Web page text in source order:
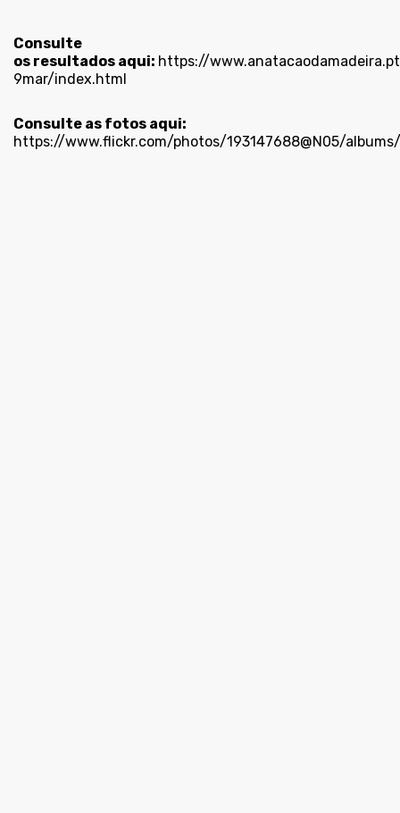
Consulte
os resultados aqui: https://
9mar/index.html
Consulte as fotos aqui:
https://www.flickr.com/photos/193147688@N05/